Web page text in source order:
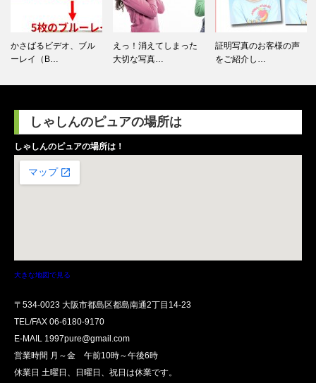
かさばるビデオ、ブル
ーレイ（B…
えっ！消えてしまった
大切な写真…
証明写真のお客様の声
をご紹介し…
しゃしんのピュアの場所は
しゃしんのピュアの場所は！
大きな地図で見る
〒534-0023 大阪市都島区都島南通2丁目14-23
TEL/FAX 06-6180-9170
E-MAIL 1997pure@gmail.com
営業時間 月～金 午前10時～午後6時
休業日 土曜日、日曜日、祝日は休業です。